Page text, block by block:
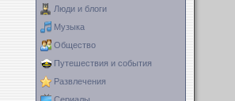
Люди и блоги
Музыка
Общество
Путешествия и события
Развлечения